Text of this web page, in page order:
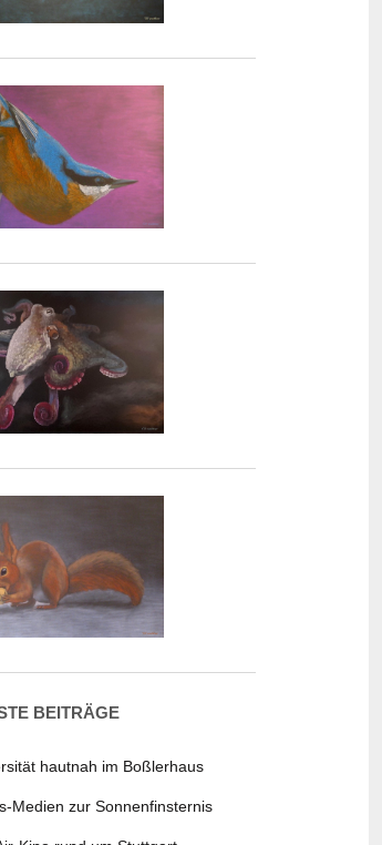
BEITRÄGE
hautnah im Boßlerhaus
Medien zur Sonnenfinsternis